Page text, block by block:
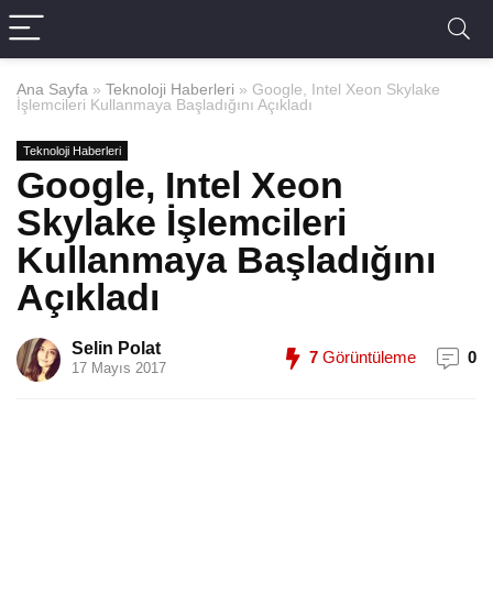
Ana Sayfa » Teknoloji Haberleri » Google, Intel Xeon Skylake
İşlemcileri Kullanmaya Başladığını Açıkladı
Teknoloji Haberleri
Google, Intel Xeon
Skylake İşlemcileri
Kullanmaya Başladığını
Açıkladı
Selin Polat
17 Mayıs 2017
7 Görüntüleme 0